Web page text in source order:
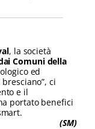
, la società
Comuni della
ed
ci
e il
portato benefici
(SM)